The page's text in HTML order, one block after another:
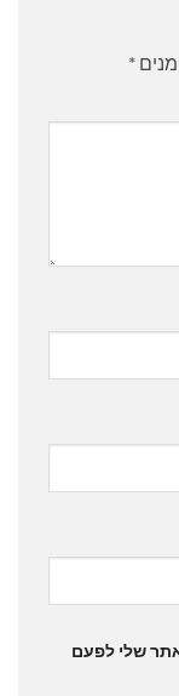
*
שלי לפעם